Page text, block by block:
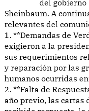
del gobierno
Sheinbaum. A
relevantes del
1. **Demandas de
exigieron a la
sus requerimientos
y reparación por las
humanos ocurridas
2. **Falta de
año previo, las cartas